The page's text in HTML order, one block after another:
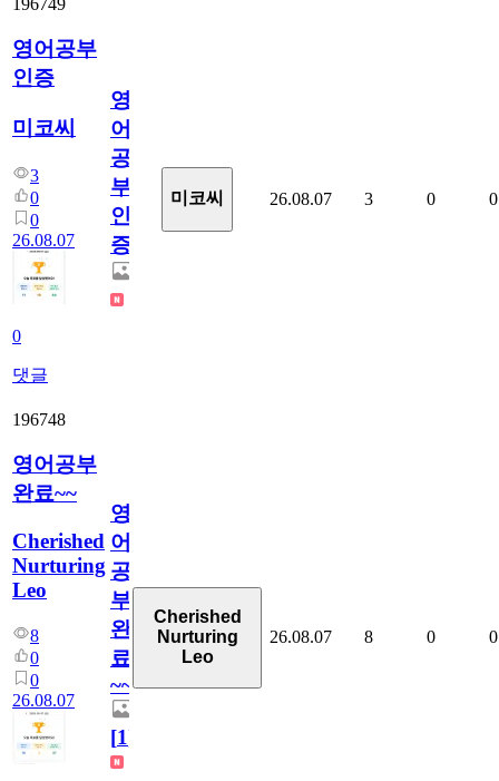
영어공부
인증
미코씨
3
0
0
26.08.07
0
댓글
영
어
공
부
인
증
미코씨 26.08.07 3 0 0
196748
영어공부
완료~~
Cherished
Nurturing
Leo
8
0
0
26.08.07
영
어
공
부
완
료
~~
[1]
Cherished
Nurturing
Leo
26.08.07 8 0 0